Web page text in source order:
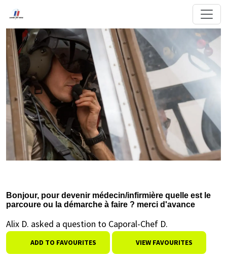
Bonjour, pour devenir médecin/infirmière quelle est le
parcoure ou la démarche à faire ? merci d'avance
Alix D. asked a question to Caporal-Chef D.
ADD TO FAVOURITES VIEW FAVOURITES